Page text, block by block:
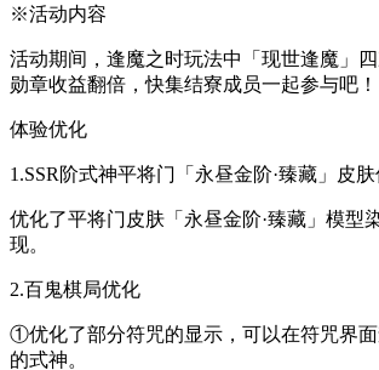
※活动内容
活动期间，逢魔之时玩法中「现世逢魔」
勋章收益翻倍，快集结寮成员一起参与吧！
体验优化
1.SSR阶式神平将门「永昼金阶·臻藏」皮
优化了平将门皮肤「永昼金阶·臻藏」模型
现。
2.百鬼棋局优化
①优化了部分符咒的显示，可以在符咒界
的式神。